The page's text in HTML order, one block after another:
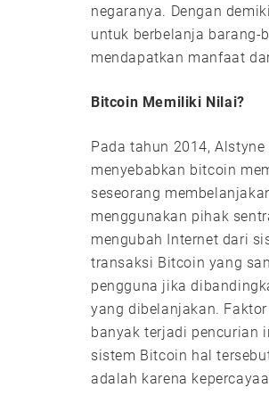
negaranya. Dengan
untuk berbelanja
mendapatkan manfaat
Bitcoin Memiliki Nilai?
Pada tahun 2014,
menyebabkan bitcoin
seseorang
menggunakan pihak
mengubah Internet dari
transaksi Bitcoin yang
pengguna jika
yang dibelanjakan.
banyak terjadi pencurian
sistem Bitcoin hal
adalah karena